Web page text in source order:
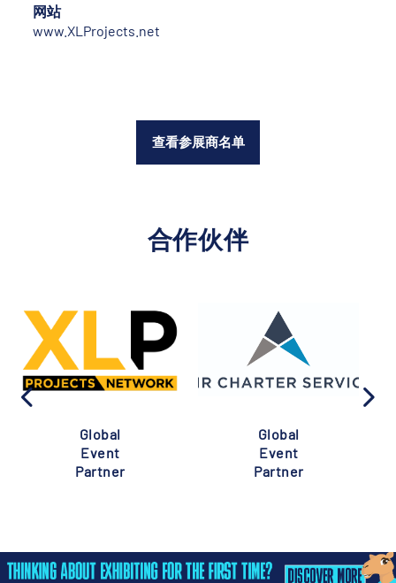
网站
www.XLProjects.net
查看参展商名单
合作伙伴
Global
Event
Partner
Global
Event
Partner